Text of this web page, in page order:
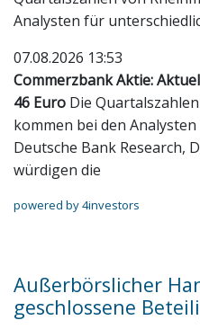
Analysten für
07.08.2026 13:53
Commerzbank Aktie:
46 Euro Die
kommen bei den
Deutsche Bank Research,
würdigen die
powered by 4investors
Außerbörslicher
geschlossene